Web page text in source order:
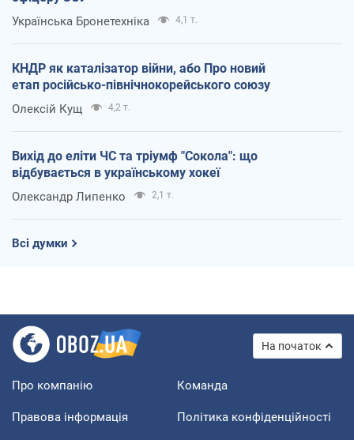
Українська Бронетехніка 4,1 т.
КНДР як каталізатор війни, або Про новий
етап російсько-північнокорейського союзу
Олексій Кущ 4,2 т.
Вихід до еліти ЧС та тріумф "Сокола": що
відбувається в українському хокеї
Олександр Липенко 2,1 т.
Всі думки
На початок
Про компанію Команда
Правова інформація Політика конфіденційності